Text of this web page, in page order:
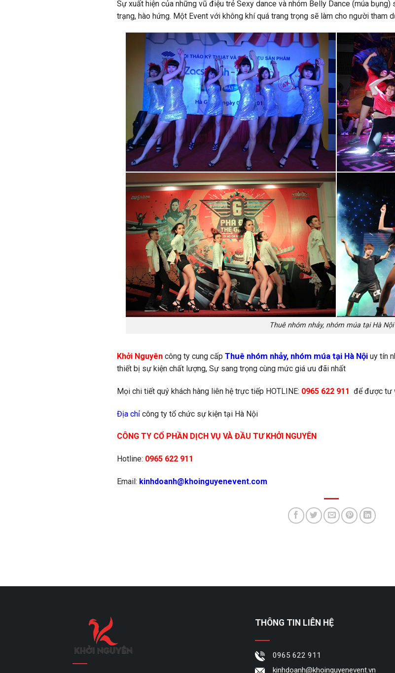
Sự xuất hiện của những vũ điệu trẻ Sexy dance và nhóm Belly Dance (múa
trạng, hào hứng. Một Event với không khí quá trang trọng sẽ làm cho người tham
Thuê nhóm nhảy, nhóm múa tại Hà Nội
Khởi Nguyên công ty cung cấp Thuê nhóm nhảy, nhóm múa tại Hà Nội uy tín
thiết bị sự kiện chất lượng, Sự sang trọng cùng mức giá ưu đãi nhất
Mọi chi tiết quý khách hàng liên hệ trực tiếp HOTLINE: 0965 622 911 để được tư
Địa chỉ công ty tổ chức sự kiện tại Hà Nội
CÔNG TY CỔ PHẦN DỊCH VỤ VÀ ĐẦU TƯ KHỞI NGUYÊN
Hotline: 0965 622 911
Email: kinhdoanh@khoinguyenevent.com
THÔNG TIN LIÊN HỆ
0965 622 911
kinhdoanh@khoinguyenevent.vn